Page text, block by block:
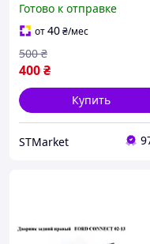
Готово к отправке
от40₴/мес
400₴
500 ₴
Купить
STMarket